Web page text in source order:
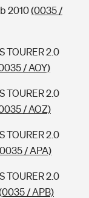
2010(0035 /
TOURER 2.0
/ AOY)
TOURER 2.0
/ AOZ)
TOURER 2.0
/ APA)
TOURER 2.0
/ APB)